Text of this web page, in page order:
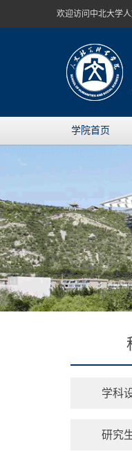
欢迎访问中北大学
学院首页
学科
研究